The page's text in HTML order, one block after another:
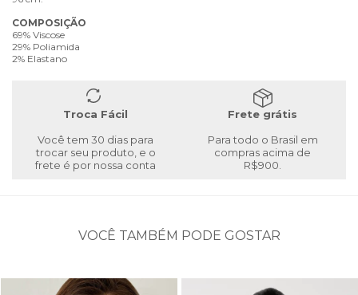
COMPOSIÇÃO
69% Viscose
29% Poliamida
2% Elastano
Troca Fácil
Você tem 30 dias para
trocar seu produto, e o
frete é por nossa conta
Frete grátis
Para todo o Brasil em
compras acima de
R$900.
VOCÊ TAMBÉM PODE GOSTAR